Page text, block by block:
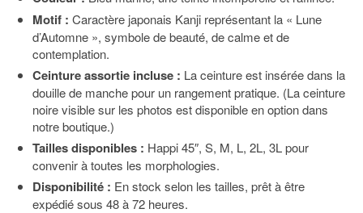
Motif : Caractère japonais Kanji représentant la « Lune
d’Automne », symbole de beauté, de calme et de
contemplation.
Ceinture assortie incluse : La ceinture est insérée dans la
douille de manche pour un rangement pratique. (La ceinture
noire visible sur les photos est disponible en option dans
notre boutique.)
Tailles disponibles : Happi 45″, S, M, L, 2L, 3L pour
convenir à toutes les morphologies.
Disponibilité : En stock selon les tailles, prêt à être
expédié sous 48 à 72 heures.